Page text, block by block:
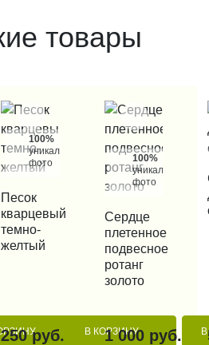
товары
100%
уникальные
фото
В 1 КЛИК
Песок
кварцевый
темно-
желтый
250 руб. В КОРЗИНУ
100%
уникальные
фото
КУПИТЬ В 1 КЛИК
Сердце
плетенное
подвесное
ротанг
золото
1 000 руб.